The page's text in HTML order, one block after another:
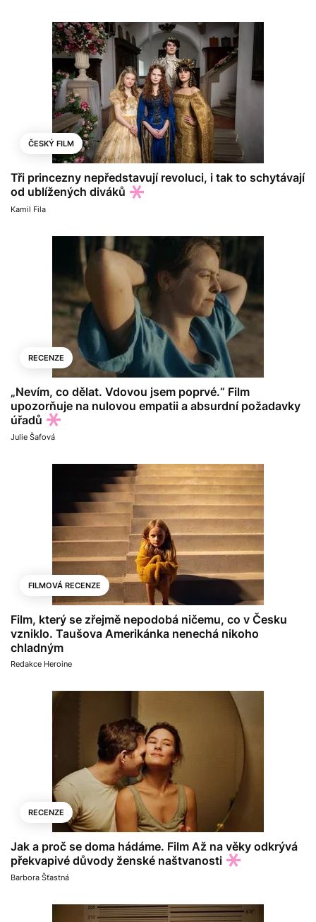
ČESKÝ FILM
Tři princezny nepředstavují revoluci, i tak to schytávají
od ublížených diváků
Kamil Fila
RECENZE
„Nevím, co dělat. Vdovou jsem poprvé.“ Film
upozorňuje na nulovou empatii a absurdní požadavky
úřadů
Julie Šafová
FILMOVÁ RECENZE
Film, který se zřejmě nepodobá ničemu, co v Česku
vzniklo. Taušova Amerikánka nenechá nikoho
chladným
Redakce Heroine
RECENZE
Jak a proč se doma hádáme. Film Až na věky odkrývá
překvapivé důvody ženské naštvanosti
Barbora Šťastná